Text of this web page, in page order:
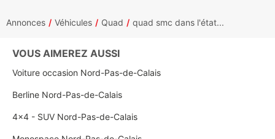
Annonces Véhicules Quad quad smc dans l'état...
VOUS AIMEREZ AUSSI
Voiture occasion Nord-Pas-de-Calais
Berline Nord-Pas-de-Calais
4x4 - SUV Nord-Pas-de-Calais